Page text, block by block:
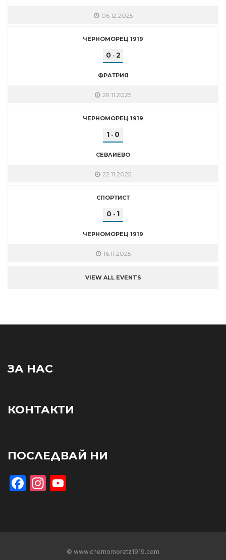
06.12.2025
ЧЕРНОМОРЕЦ 1919
0- 2
ФРАТРИЯ
29.11.2025
ЧЕРНОМОРЕЦ 1919
1 - 0
СЕВЛИЕВО
22.11.2025
СПОРТИСТ
0 - 1
ЧЕРНОМОРЕЦ 1919
16.11.2025
VIEW ALL EVENTS
ЗА НАС
КОНТАКТИ
ПОСЛЕДВАЙ НИ
Facebook
Instagram
© www.chernomoretz1919.com